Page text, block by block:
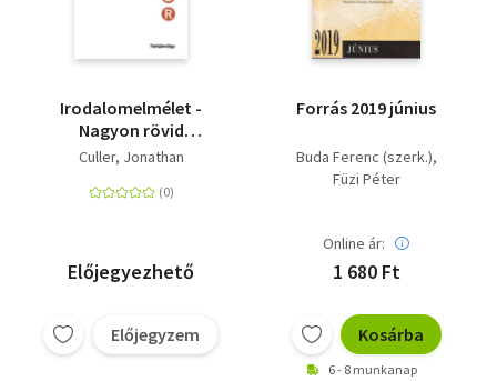
Irodalomelmélet -
Nagyon rövid
bevezetés
Culler, Jonathan
Előjegyezhető
Előjegyzem
Forrás 2019 június
Buda Ferenc (szerk.)
Füzi Péter
Online ár:
1 680 Ft
Kosárba
6 - 8 munkanap